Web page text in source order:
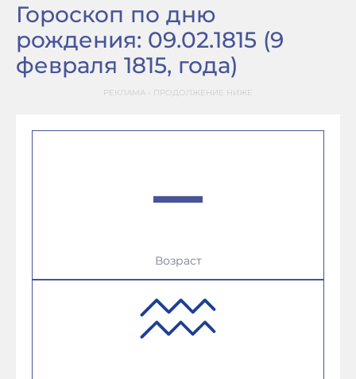
Гороскоп по дню
рождения: 09.02.1815 (9
февраля 1815, года)
РЕКЛАМА - ПРОДОЛЖЕНИЕ НИЖЕ
–
Возраст